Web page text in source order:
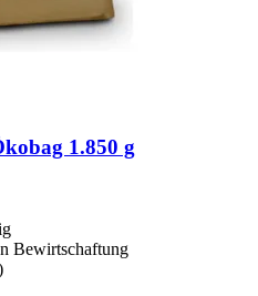
1.850 g
Bewirtschaftung